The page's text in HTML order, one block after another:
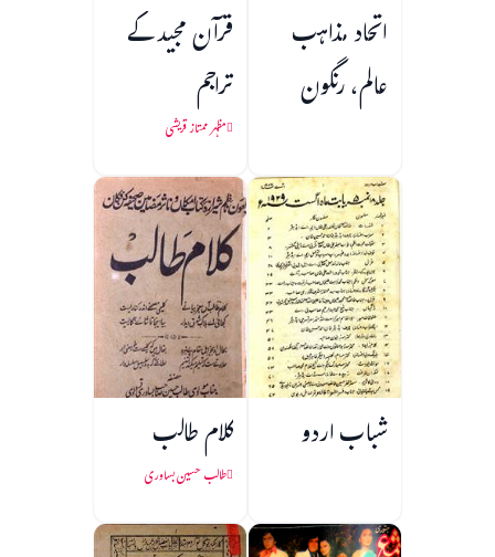
اتحاد مذاہب
عالم، رنگون
قرآن مجید کے
تراجم
مظہر ممتاز قریشی
شباب اردو کلام طالب
طالب حسین بساوری